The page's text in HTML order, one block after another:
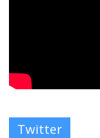
Twitter